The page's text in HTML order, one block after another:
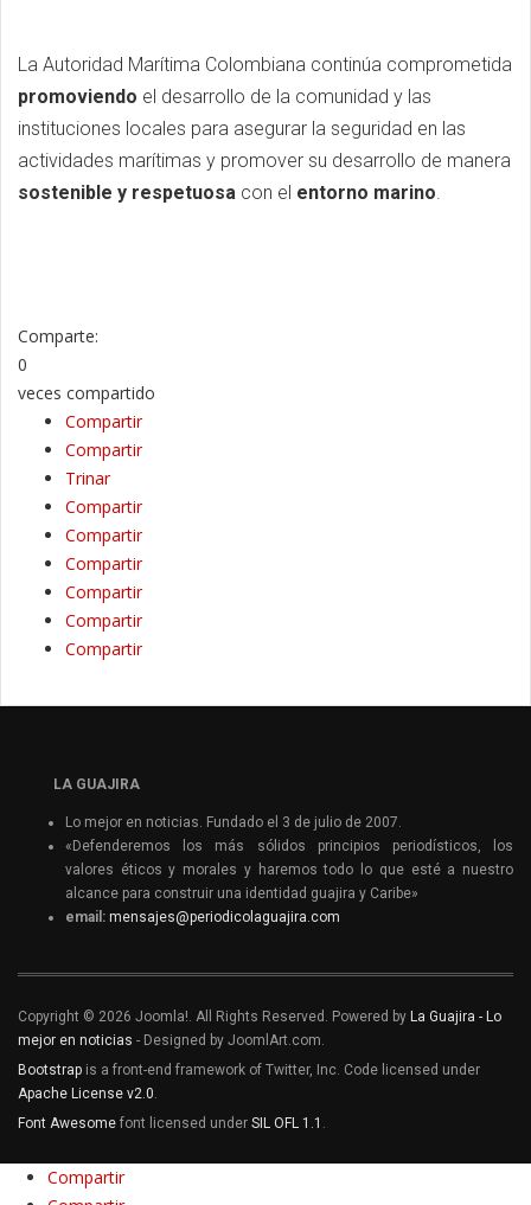
La Autoridad Marítima Colombiana continúa comprometida
promoviendo el desarrollo de la comunidad y las
instituciones locales para asegurar la seguridad en las
actividades marítimas y promover su desarrollo de manera
sostenible y respetuosa con el entorno marino.
Comparte:
0
veces compartido
Compartir
Compartir
Trinar
Compartir
Compartir
Compartir
Compartir
Compartir
Compartir
LA GUAJIRA
Lo mejor en noticias. Fundado el 3 de julio de 2007.
«Defenderemos los más sólidos principios periodísticos, los
valores éticos y morales y haremos todo lo que esté a nuestro
alcance para construir una identidad guajira y Caribe»
email: mensajes@periodicolaguajira.com
Copyright © 2026 Joomla!. All Rights Reserved. Powered by La Guajira - Lo
mejor en noticias - Designed by JoomlArt.com.
Bootstrap is a front-end framework of Twitter, Inc. Code licensed under
Apache License v2.0.
Font Awesome font licensed under SIL OFL 1.1 .
Compartir